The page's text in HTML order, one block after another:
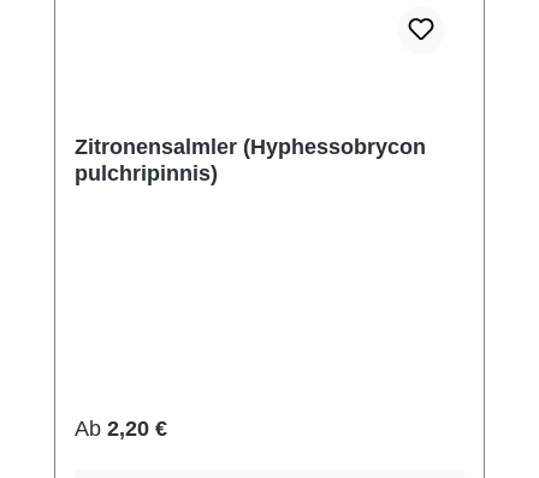
Zitronensalmler (Hyphessobrycon
pulchripinnis)
Regulärer Preis:
Ab 2,20 €